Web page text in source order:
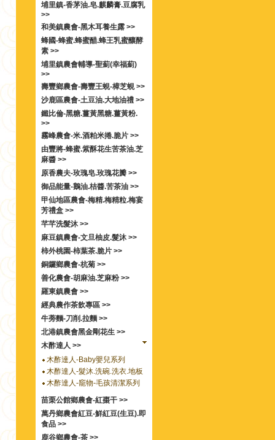
埔里鎮-香茅油.皂.麒麟膏.豆腐乳
>>
和美鎮農會-黑木耳養生露 >>
蜂國-蜂蜜.蜂蜜醋.蜂王乳蜜釀酵
素 >>
埔里鎮農會輔導-聖薊(幸福薊)
>>
壽豐鄉農會-壽豐王蜆-樟芝蜆 >>
沙鹿區農會-土豆油.大地油禮 >>
鐵比倫-黑糖.薑黃黑糖.薑黃粉.
>>
霧峰農會-米.酒粕米捲.脆片 >>
由豐將-蜂蜜.紫酥花生苦茶油.芝
麻醬 >>
原香農夫-玫瑰皂.玫瑰花瓣 >>
御品能量-鵝油.桔醬.苦茶油 >>
甲仙地區農會-梅精.梅精粒.梅宴
芳禮盒 >>
芊芊洗髮沐 >>
麻豆鎮農會-文旦柚皮.髮沐 >>
柿外桃園-柿葉茶.脆片 >>
銅鑼鄉農會-杭菊 >>
善化農會-胡麻油.芝麻粉 >>
羅東鎮農會 >>
經典農作茶飲專區 >>
牛蒡麵-刀削.拉麵 >>
北港鎮農會黑金剛花生 >>
木酢達人 >>
木酢達人-Baby嬰兒系列
木酢達人-髮沐.洗碗.洗衣.地板
木酢達人-竉物-毛孩清潔系列
苗栗公館鄉農會-紅棗干 >>
萬丹鄉農會紅豆-鮮紅豆(生豆).即
食品 >>
鹿谷鄉農會-茶 >>